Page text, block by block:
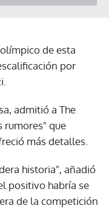
de esta
por
admitió a The
rumores" que
más detalles.
historia", añadió
positivo habría se
de la competición